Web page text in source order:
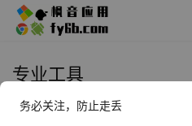
专业工具
务必关注，防止走丢